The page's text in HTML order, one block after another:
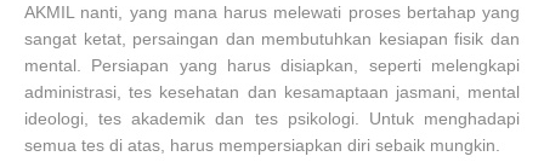
AKMIL nanti, yang mana harus melewati proses bertahap yang
sangat ketat, persaingan dan membutuhkan kesiapan fisik dan
mental. Persiapan yang harus disiapkan, seperti melengkapi
administrasi, tes kesehatan dan kesamaptaan jasmani, mental
ideologi, tes akademik dan tes psikologi. Untuk menghadapi
semua tes di atas, harus mempersiapkan diri sebaik mungkin.